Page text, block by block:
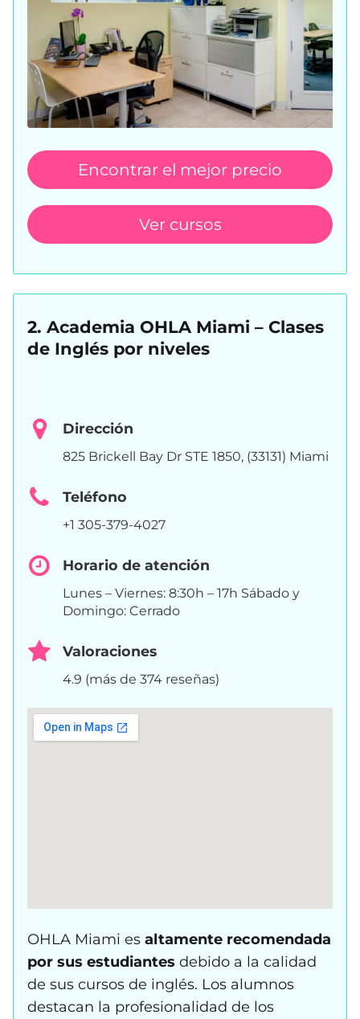
Encontrar el mejor precio
Ver cursos
2. Academia OHLA Miami – Clases
de Inglés por niveles
Dirección
825 Brickell Bay Dr STE 1850, (33131) Miami
Teléfono
+1 305-379-4027
Horario de atención
Lunes – Viernes: 8:30h – 17h Sábado y
Domingo: Cerrado
Valoraciones
4.9 (más de 374 reseñas)
OHLA Miami es altamente recomendada
por sus estudiantes debido a la calidad
de sus cursos de inglés. Los alumnos
destacan la profesionalidad de los